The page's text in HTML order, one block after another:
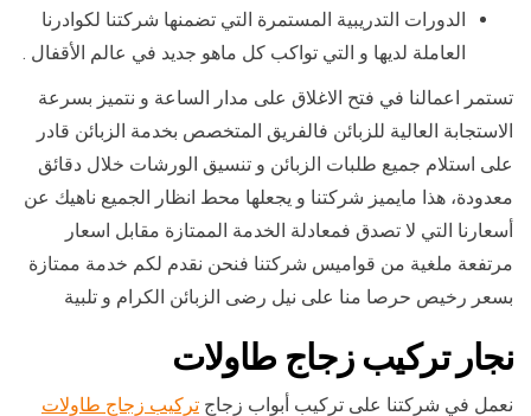
الدورات التدريبية المستمرة التي تضمنها شركتنا لكوادرنا
العاملة لديها و التي تواكب كل ماهو جديد في عالم الأقفال .
تستمر اعمالنا في فتح الاغلاق على مدار الساعة و نتميز بسرعة
الاستجابة العالية للزبائن فالفريق المتخصص بخدمة الزبائن قادر
على استلام جميع طلبات الزبائن و تنسيق الورشات خلال دقائق
معدودة، هذا مايميز شركتنا و يجعلها محط انظار الجميع ناهيك عن
أسعارنا التي لا تصدق فمعادلة الخدمة الممتازة مقابل اسعار
مرتفعة ملغية من قواميس شركتنا فنحن نقدم لكم خدمة ممتازة
بسعر رخيص حرصا منا على نيل رضى الزبائن الكرام و تلبية
نجار تركيب زجاج طاولات
نعمل في شركتنا على تركيب أبواب زجاج تركيب زجاج طاولات